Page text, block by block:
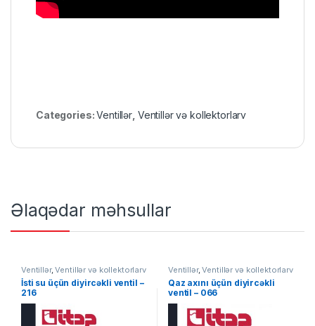
Categories:Ventillər Ventillər və kollektorlarv
Əlaqədar məhsullar
Ventillər,Ventillər və kollektorlarv
İsti su üçün diyircəkli ventil –
216
Ventillər,Ventillər və kollektorlarv
Qaz axını üçün diyircəkli
ventil – 066